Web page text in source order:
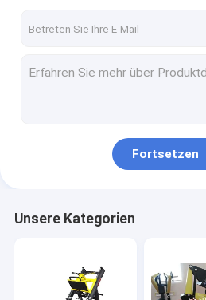
Fortsetzen
Unsere Kategorien